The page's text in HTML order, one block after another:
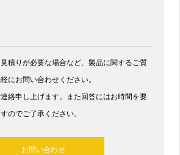
積りが必要な場合など、製品に関するご質
にお問い合わせください。
絡申し上げます。また回答にはお時間を要
のでご了承ください。
お問い合わせ